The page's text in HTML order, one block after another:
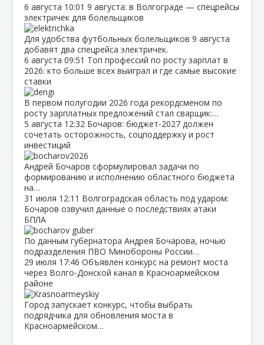
6 августа 10:01 9 августа: в Волгограде — спецрейсы
электричек для болельщиков
Для удобства футбольных болельщиков 9 августа
добавят два спецрейса электричек.
6 августа 09:51 Топ профессий по росту зарплат в
2026: кто больше всех выиграл и где самые высокие
ставки
В первом полугодии 2026 года рекордсменом по
росту зарплатных предложений стал сварщик:…
5 августа 12:32 Бочаров: бюджет‑2027 должен
сочетать осторожность, соцподдержку и рост
инвестиций
Андрей Бочаров сформулировал задачи по
формированию и исполнению областного бюджета
на…
31 июля 12:11 Волгоградская область под ударом:
Бочаров озвучил данные о последствиях атаки
БПЛА
По данным губернатора Андрея Бочарова, ночью
подразделения ПВО Минобороны России…
29 июля 17:46 Объявлен конкурс на ремонт моста
через Волго‑Донской канал в Красноармейском
районе
Город запускает конкурс, чтобы выбрать
подрядчика для обновления моста в
Красноармейском…